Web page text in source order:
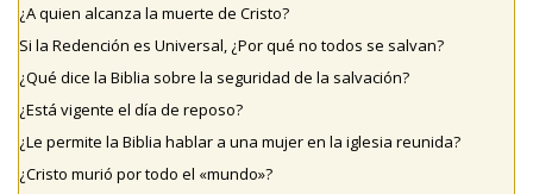
¿A quien alcanza la muerte de Cristo?
Si la Redención es Universal, ¿Por qué no todos se salvan?
¿Qué dice la Biblia sobre la seguridad de la salvación?
¿Está vigente el día de reposo?
¿Le permite la Biblia hablar a una mujer en la iglesia reunida?
¿Cristo murió por todo el «mundo»?